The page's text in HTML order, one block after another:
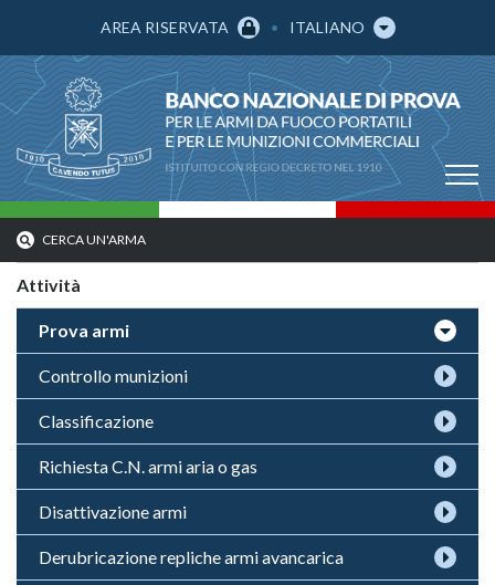
AREA RISERVATA ITALIANO
CERCA UN'ARMA
Attività
Prova armi
Controllo munizioni
Classificazione
Richiesta C.N. armi aria o gas
Disattivazione armi
Derubricazione repliche armi avancarica